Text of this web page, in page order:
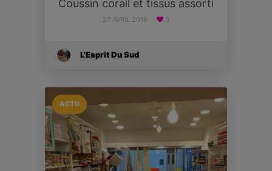
Coussin corail et tissus assorti
27 AVRIL 2018 3
L'Esprit Du Sud
ACTU